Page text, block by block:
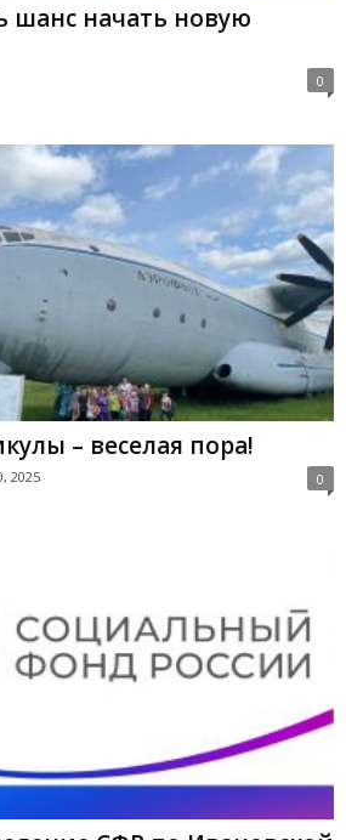
шанс начать новую
0
– веселая пора!
2025 0